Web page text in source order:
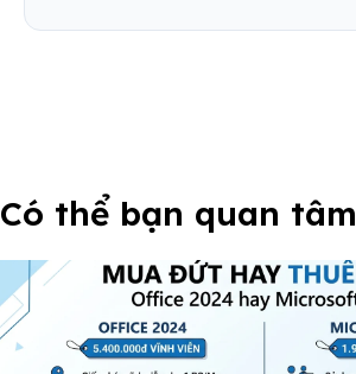
Có thể bạn quan tâm